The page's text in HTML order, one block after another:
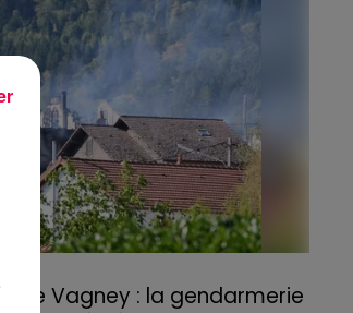
de Vagney : la gendarmerie